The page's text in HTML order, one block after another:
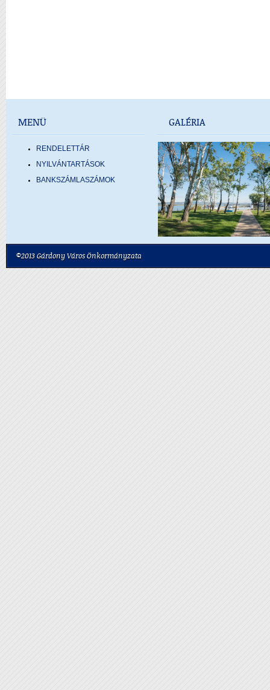
MENÜ
RENDELETTÁR
NYILVÁNTARTÁSOK
BANKSZÁMLASZÁMOK
GALÉRIA
©2013 Gárdony Város Önkormányzata